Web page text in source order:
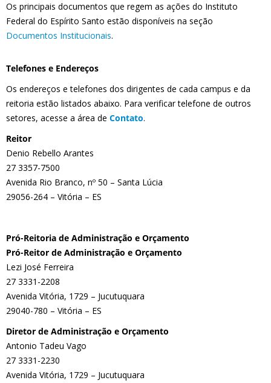
Os principais documentos que regem as ações do Instituto
Federal do Espírito Santo estão disponíveis na seção
Documentos Institucionais.
Telefones e Endereços
Os endereços e telefones dos dirigentes de cada campus e da
reitoria estão listados abaixo. Para verificar telefone de outros
setores, acesse a área de Contato.
Reitor
Denio Rebello Arantes
27 3357-7500
Avenida Rio Branco, nº 50 – Santa Lúcia
29056-264 – Vitória – ES
Pró-Reitoria de Administração e Orçamento
Pró-Reitor de Administração e Orçamento
Lezi José Ferreira
27 3331-2208
Avenida Vitória, 1729 – Jucutuquara
29040-780 – Vitória – ES
Diretor de Administração e Orçamento
Antonio Tadeu Vago
27 3331-2230
Avenida Vitória, 1729 – Jucutuquara